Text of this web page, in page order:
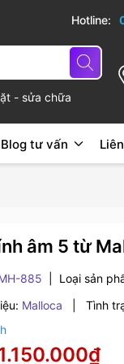
bị bếp, gia dụng
Hotline:
- sửa chữa
Blog tư vấn
âm 5 từ
885
Loại sản
Malloca Tình